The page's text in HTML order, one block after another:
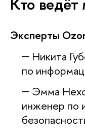
Эксперты
Никита
по
Эмма
инженер по